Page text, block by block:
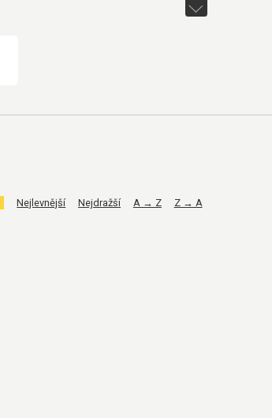
Nejlevnější Nejdražší A → Z Z → A